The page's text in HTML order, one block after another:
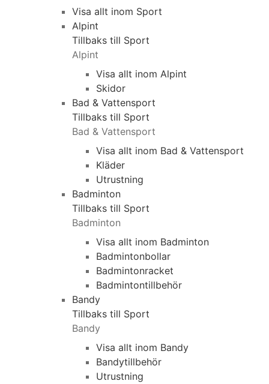
Visa allt inom Sport
Alpint
Tillbaks till Sport
Alpint
Visa allt inom Alpint
Skidor
Bad & Vattensport
Tillbaks till Sport
Bad & Vattensport
Visa allt inom Bad & Vattensport
Kläder
Utrustning
Badminton
Tillbaks till Sport
Badminton
Visa allt inom Badminton
Badmintonbollar
Badmintonracket
Badmintontillbehör
Bandy
Tillbaks till Sport
Bandy
Visa allt inom Bandy
Bandytillbehör
Utrustning